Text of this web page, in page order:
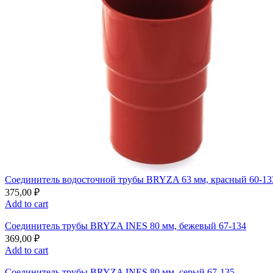
Соединитель водосточной трубы BRYZA 63 мм, краcный 60-
375,00 ₽
Add to cart
Соединитель трубы BRYZA INES 80 мм, бежевый 67-134
369,00 ₽
Add to cart